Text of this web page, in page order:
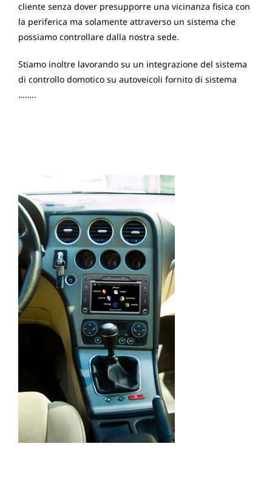
cliente senza dover presupporre una vicinanza fisica con
la periferica ma solamente attraverso un sistema che
possiamo controllare dalla nostra sede.
Stiamo inoltre lavorando su un integrazione del sistema
di controllo domotico su autoveicoli fornito di sistema
……..